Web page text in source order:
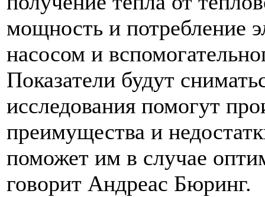
мощность и потребление
насосом и
Показатели будут
исследования помогут
преимущества и
поможет им в случае
говорит Андреас Бюринг.